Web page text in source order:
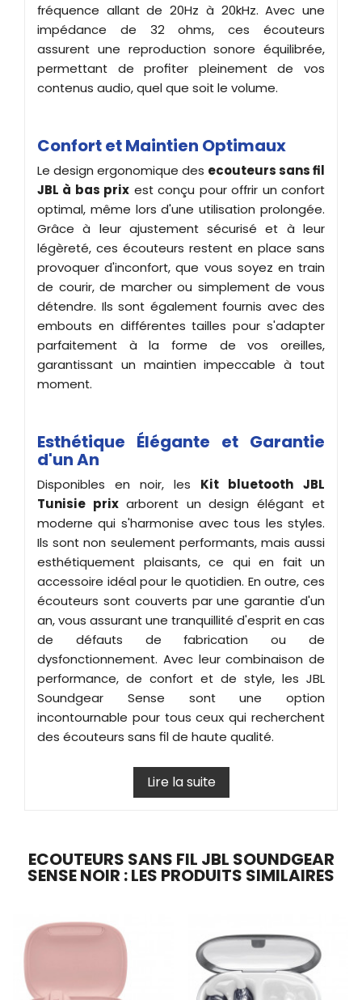
fréquence allant de 20Hz à 20kHz. Avec une
impédance de 32 ohms, ces écouteurs
assurent une reproduction sonore équilibrée,
permettant de profiter pleinement de vos
contenus audio, quel que soit le volume.
Confort et Maintien Optimaux
Le design ergonomique des ecouteurs sans fil
JBL à bas prix est conçu pour offrir un confort
optimal, même lors d'une utilisation prolongée.
Grâce à leur ajustement sécurisé et à leur
légèreté, ces écouteurs restent en place sans
provoquer d'inconfort, que vous soyez en train
de courir, de marcher ou simplement de vous
détendre. Ils sont également fournis avec des
embouts en différentes tailles pour s'adapter
parfaitement à la forme de vos oreilles,
garantissant un maintien impeccable à tout
moment.
Esthétique Élégante et Garantie
d'un An
Disponibles en noir, les Kit bluetooth JBL
Tunisie prix arborent un design élégant et
moderne qui s'harmonise avec tous les styles.
Ils sont non seulement performants, mais aussi
esthétiquement plaisants, ce qui en fait un
accessoire idéal pour le quotidien. En outre, ces
écouteurs sont couverts par une garantie d'un
an, vous assurant une tranquillité d'esprit en cas
de défauts de fabrication ou de
dysfonctionnement. Avec leur combinaison de
performance, de confort et de style, les JBL
Soundgear Sense sont une option
incontournable pour tous ceux qui recherchent
des écouteurs sans fil de haute qualité.
Lire la suite
ECOUTEURS SANS FIL JBL SOUNDGEAR
SENSE NOIR : LES PRODUITS SIMILAIRES